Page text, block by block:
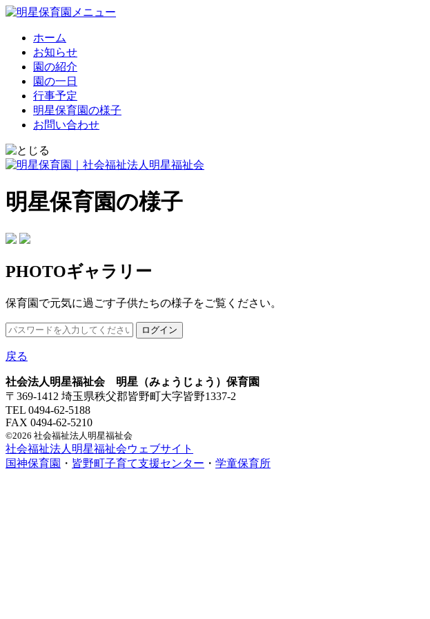
ホーム
お知らせ
園の紹介
園の一日
行事予定
明星保育園の様子
お問い合わせ
明星保育園の様子
PHOTOギャラリー
保育園で元気に過ごす子供たちの様子をご覧ください。
戻る
社会法人明星福祉会 明星（みょうじょう）保育園
〒369-1412 埼玉県秩父郡皆野町大字皆野1337-2
TEL 0494-62-5188
FAX 0494-62-5210
©2026 社会福祉法人明星福祉会
社会福祉法人明星福祉会ウェブサイト
国神保育園 ・ 皆野町子育て支援センター ・ 学童保育所